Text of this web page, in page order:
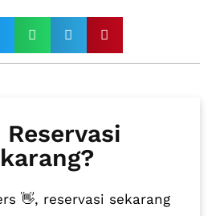
Reservasi
👋, reservasi sekarang